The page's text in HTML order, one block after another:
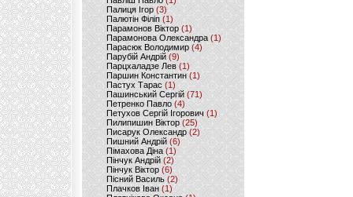
Палиця Ігор (3)
Палютін Філіп(1)
Парамонов Віктор (1)
Парамонова Олександра(1)
Парасюк Володимир(4)
Парубій Андрій (9)
Парцхаладзе Лев (1)
Паршин Константин(1)
Пастух Тарас (1)
Пашинський Сергій (71)
Петренко Павло (4)
Петухов Сергій Ігорович (1)
Пилипишин Віктор(25)
Писарук Олександр(2)
Пишний Андрій (6)
Пімахова Діна(1)
Пінчук Андрій(2)
Пінчук Віктор (6)
Пісний Василь (2)
Плачков Іван(1)